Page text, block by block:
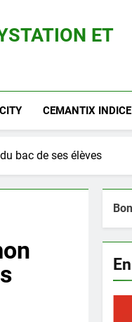
ET
CEMANTIX INDICE
bac de ses élèves